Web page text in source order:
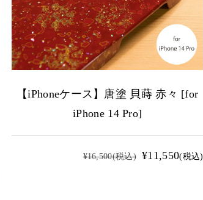
【iPhoneケース】唐塗 貝蒔 赤々 [for
iPhone 14 Pro]
¥16,500(税込) ¥11,550(税込)